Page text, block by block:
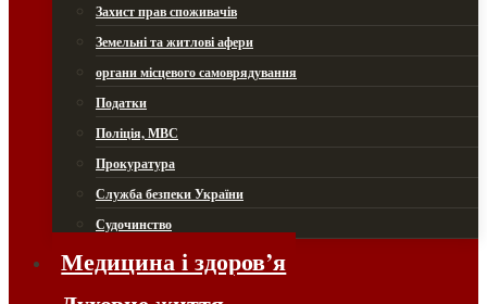
Захист прав споживачів
Земельні та житлові афери
органи місцевого самоврядування
Податки
Поліція, МВС
Прокуратура
Служба безпеки України
Судочинство
Медицина і здоров’я